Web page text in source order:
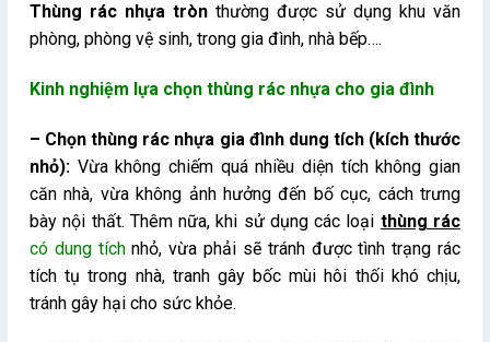
Thùng rác nhựa tròn thường được sử dụng khu văn
phòng, phòng vệ sinh, trong gia đình, nhà bếp….
Kinh nghiệm lựa chọn thùng rác nhựa cho gia đình
– Chọn thùng rác nhựa gia đình dung tích (kích thước
nhỏ): Vừa không chiếm quá nhiều diện tích không gian
căn nhà, vừa không ảnh hưởng đến bố cục, cách trưng
bày nội thất. Thêm nữa, khi sử dụng các loại thùng rác
có dung tíchnhỏ, vừa phải sẽ tránh được tình trạng rác
tích tụ trong nhà, tranh gây bốc mùi hôi thối khó chịu,
tránh gây hại cho sức khỏe.